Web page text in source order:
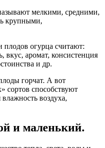
мелкими, средними,
крупными,
огурца считают:
вкус, аромат, консистенция
и др.
горчат. А вот
сортов способствуют
воздуха,
и маленький.